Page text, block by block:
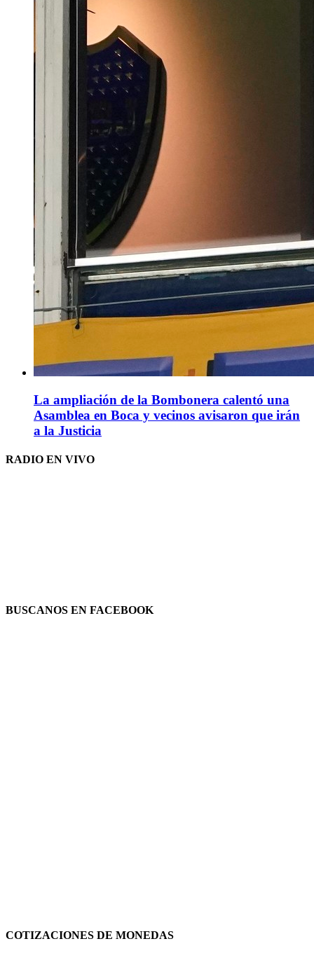
La ampliación de la Bombonera calentó una
Asamblea en Boca y vecinos avisaron que irán
a la Justicia
RADIO EN VIVO
BUSCANOS EN FACEBOOK
COTIZACIONES DE MONEDAS